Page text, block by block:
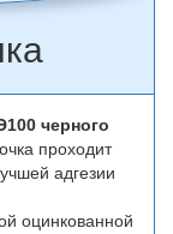
черного
проходит
адгезии
оцинкованной